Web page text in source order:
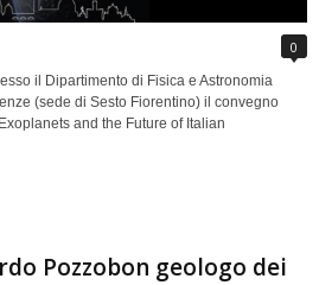
0
il Dipartimento di Fisica e Astronomia
(sede di Sesto Fiorentino) il convegno
and the Future of Italian
Pozzobon geologo dei